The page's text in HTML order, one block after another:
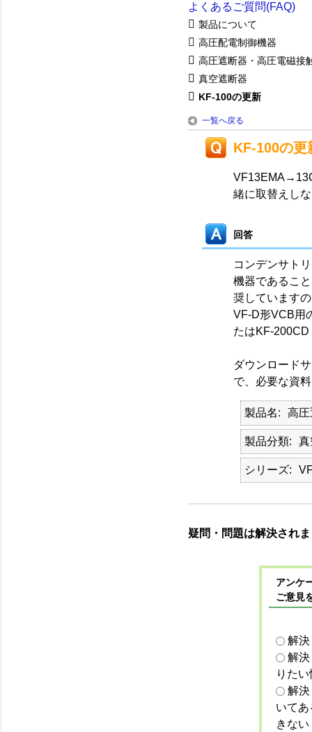
よくあるご質問(FAQ)
製品について
高圧配電制御機器
高圧遮断器・高圧電磁接
真空遮断器
KF-100の更新
一覧へ戻る
KF-100の更
緒に取替えし
回答
コンデンサト
機器であるこ
奨しています
VF-D形VCB用
たはKF-
ダウンロード
で、必要な資
製品名 高
製品分類 真
シリーズ
疑問・問題は解決され
アンケ
ご意見
解
解
りた
解
いて
きない